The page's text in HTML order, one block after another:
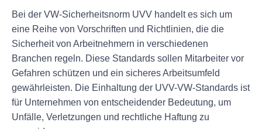
Bei der VW-Sicherheitsnorm UVV handelt es sich um
eine Reihe von Vorschriften und Richtlinien, die die
Sicherheit von Arbeitnehmern in verschiedenen
Branchen regeln. Diese Standards sollen Mitarbeiter vor
Gefahren schützen und ein sicheres Arbeitsumfeld
gewährleisten. Die Einhaltung der UVV-VW-Standards ist
für Unternehmen von entscheidender Bedeutung, um
Unfälle, Verletzungen und rechtliche Haftung zu